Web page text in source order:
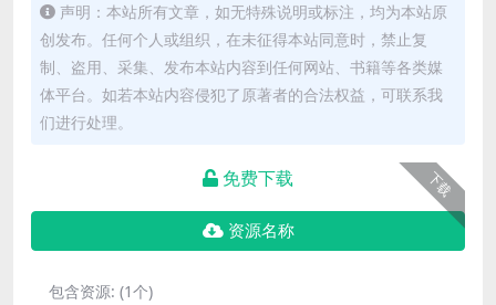
声明：本站所有文章，如无特殊说明或标注，均为本站原
创发布。任何个人或组织，在未征得本站同意时，禁止复
制、盗用、采集、发布本站内容到任何网站、书籍等各类媒
体平台。如若本站内容侵犯了原著者的合法权益，可联系我
们进行处理。
下载
免费下载
资源名称
包含资源: (1个)